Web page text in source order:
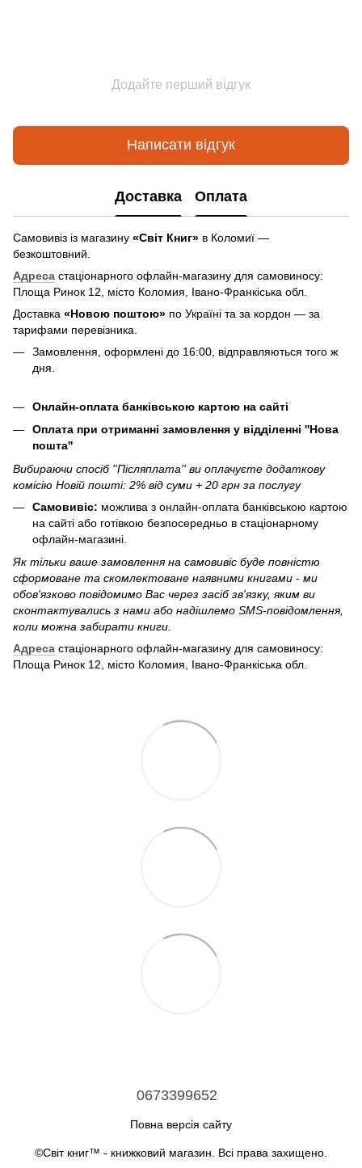
Додайте перший відгук
Написати відгук
Доставка Оплата
Самовивіз із магазину «Світ Книг» в Коломиї —
безкоштовний.
Адреса стаціонарного офлайн-магазину для самовиносу:
Площа Ринок 12, місто Коломия, Івано-Франкіська обл.
Доставка «Новою поштою» по Україні та за кордон — за
тарифами перевізника.
Замовлення, оформлені до 16:00, відправляються того ж
дня.
Онлайн-оплата банківською картою на сайті
Оплата при отриманні замовлення у відділенні ''Нова
пошта''
Вибираючи спосіб ''Післяплата'' ви оплачуєте додаткову
комісію Новій пошті: 2% від суми + 20 грн за послугу
Самовивіс: можлива з онлайн-оплата банківською картою
на сайті або готівкою безпосередньо в стаціонарному
офлайн-магазині.
Як тільки ваше замовлення на самовивіс буде повністю
сформоване та скомлектоване наявними книгами - ми
обов'язково повідомимо Вас через засіб зв'язку, яким ви
сконтактувались з нами або надішлемо SMS-повідомлення,
коли можна забирати книги.
Адреса стаціонарного офлайн-магазину для самовиносу:
Площа Ринок 12, місто Коломия, Івано-Франкіська обл.
0673399652
Повна версія сайту
©Світ книг™ - книжковий магазин. Всі права захищено.